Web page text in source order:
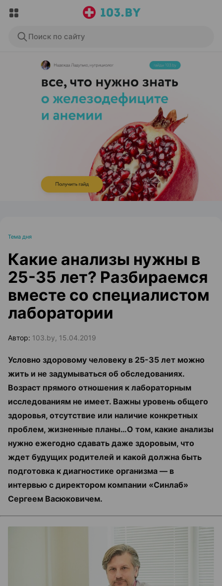
Поиск по сайту
ЭФФЕКТИВНАЯ РЕКЛАМА НА САЙТЕ
Тема дня
Какие анализы нужны в
25-35 лет? Разбираемся
вместе со специалистом
лаборатории
Автор: 103.by, 15.04.2019
Условно здоровому человеку в 25-35 лет можно
жить и не задумываться об обследованиях.
Возраст прямого отношения к лабораторным
исследованиям не имеет. Важны уровень общего
здоровья, отсутствие или наличие конкретных
проблем, жизненные планы…О том, какие анализы
нужно ежегодно сдавать даже здоровым, что
ждет будущих родителей и какой должна быть
подготовка к диагностике организма — в
интервью с директором компании «Синлаб»
Сергеем Васюковичем.